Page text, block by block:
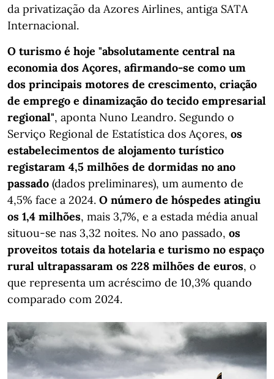
da privatização da Azores Airlines, antiga SATA
Internacional.
O turismo é hoje "absolutamente central na
economia dos Açores, afirmando-se como um
dos principais motores de crescimento, criação
de emprego e dinamização do tecido empresarial
regional", aponta Nuno Leandro. Segundo o
Serviço Regional de Estatística dos Açores, os
estabelecimentos de alojamento turístico
registaram 4,5 milhões de dormidas no ano
passado (dados preliminares), um aumento de
4,5% face a 2024. O número de hóspedes atingiu
os 1,4 milhões, mais 3,7%, e a estada média anual
situou-se nas 3,32 noites. No ano passado, os
proveitos totais da hotelaria e turismo no espaço
rural ultrapassaram os 228 milhões de euros, o
que representa um acréscimo de 10,3% quando
comparado com 2024.